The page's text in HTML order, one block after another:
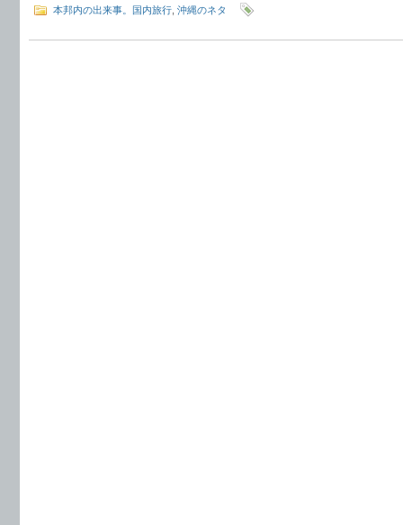
本邦内の出来事。国内旅行 沖縄のネタ